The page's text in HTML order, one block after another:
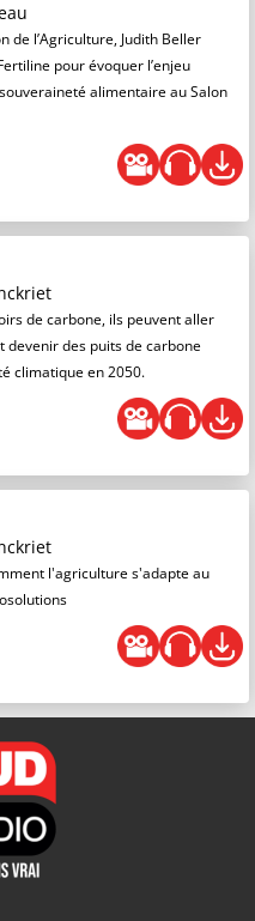
de l’Agriculture, Judith Beller
pour évoquer l’enjeu
alimentaire au Salon
de carbone, ils peuvent aller
devenir des puits de carbone
climatique en 2050.
l'agriculture s'adapte au